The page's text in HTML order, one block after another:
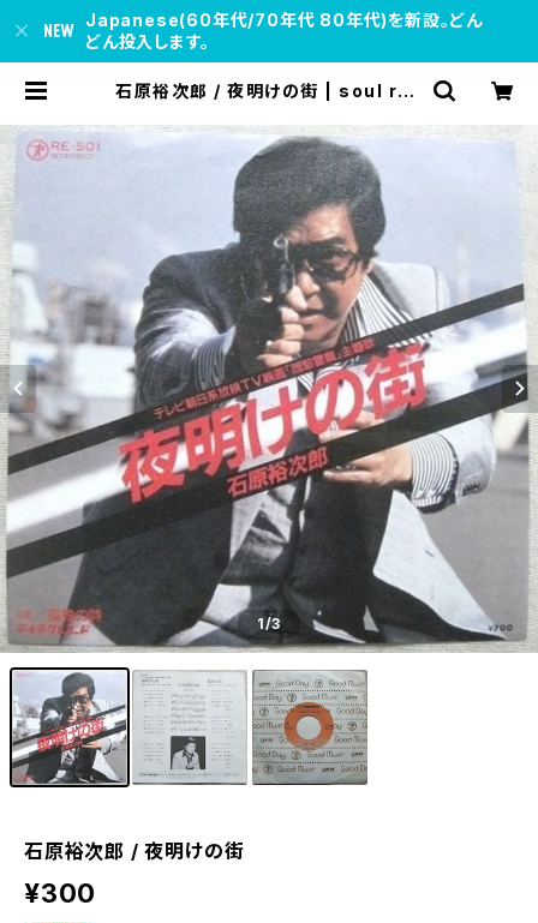
Japanese(60年代/70年代 80年代)を新設。どん
どん投入します。
石原裕次郎 / 夜明けの街 | soul res
1/3
石原裕次郎 / 夜明けの街
¥300